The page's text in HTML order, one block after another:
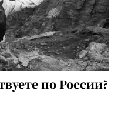
по России?